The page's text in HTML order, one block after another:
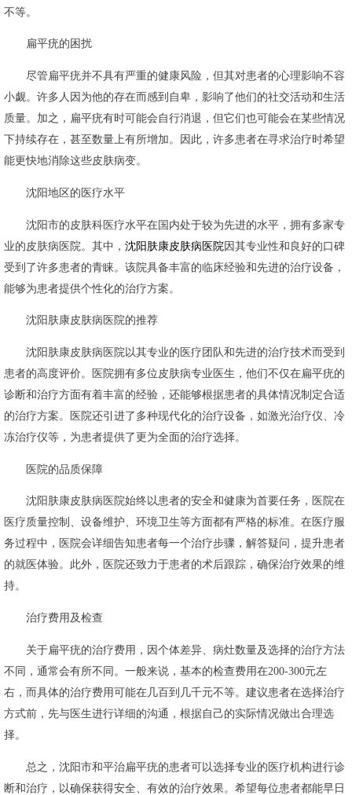
不等。
扁平疣的困扰
尽管扁平疣并不具有严重的健康风险，但其对患者的心理影响不容
小觑。许多人因为他的存在而感到自卑，影响了他们的社交活动和生活
质量。加之，扁平疣有时可能会自行消退，但它们也可能会在某些情况
下持续存在，甚至数量上有所增加。因此，许多患者在寻求治疗时希望
能更快地消除这些皮肤病变。
沈阳地区的医疗水平
沈阳市的皮肤科医疗水平在国内处于较为先进的水平，拥有多家专
业的皮肤病医院。其中，沈阳肤康皮肤病医院因其专业性和良好的口碑
受到了许多患者的青睐。该院具备丰富的临床经验和先进的治疗设备，
能够为患者提供个性化的治疗方案。
沈阳肤康皮肤病医院的推荐
沈阳肤康皮肤病医院以其专业的医疗团队和先进的治疗技术而受到
患者的高度评价。医院拥有多位皮肤病专业医生，他们不仅在扁平疣的
诊断和治疗方面有着丰富的经验，还能够根据患者的具体情况制定合适
的治疗方案。医院还引进了多种现代化的治疗设备，如激光治疗仪、冷
冻治疗仪等，为患者提供了更为全面的治疗选择。
医院的品质保障
沈阳肤康皮肤病医院始终以患者的安全和健康为首要任务，医院在
医疗质量控制、设备维护、环境卫生等方面都有严格的标准。在医疗服
务过程中，医院会详细告知患者每一个治疗步骤，解答疑问，提升患者
的就医体验。此外，医院还致力于患者的术后跟踪，确保治疗效果的维
持。
治疗费用及检查
关于扁平疣的治疗费用，因个体差异、病灶数量及选择的治疗方法
不同，通常会有所不同。一般来说，基本的检查费用在200-300元左
右，而具体的治疗费用可能在几百到几千元不等。建议患者在选择治疗
方式前，先与医生进行详细的沟通，根据自己的实际情况做出合理选
择。
总之，沈阳市和平治扁平疣的患者可以选择专业的医疗机构进行诊
断和治疗，以确保获得安全、有效的治疗效果。希望每位患者都能早日